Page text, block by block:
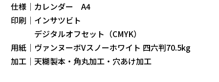
仕様｜カレンダー A4
印刷｜インサツビト
デジタルオフセット（CMYK）
用紙｜ヴァンヌーボVスノーホワイト 四六判70.5kg
加工｜天糊製本・角丸加工・穴あけ加工